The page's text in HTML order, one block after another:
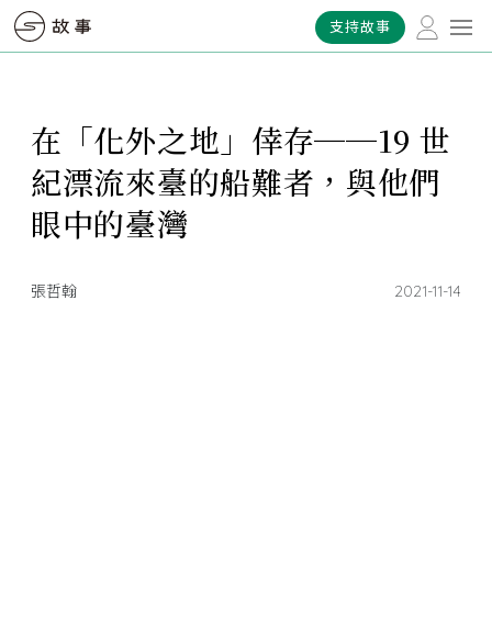
支持故事
在「化外之地」倖存──19 世
紀漂流來臺的船難者，與他們
眼中的臺灣
張哲翰 2021-11-14